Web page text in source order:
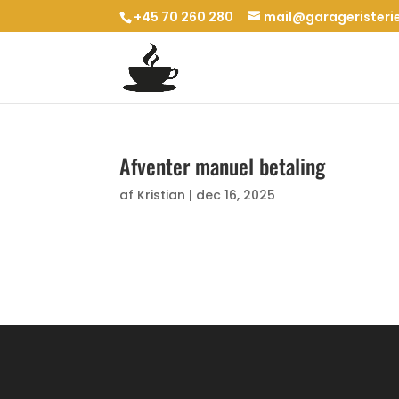
+45 70 260 280
Afventer manuel betaling
af Kristian | dec 16, 2025